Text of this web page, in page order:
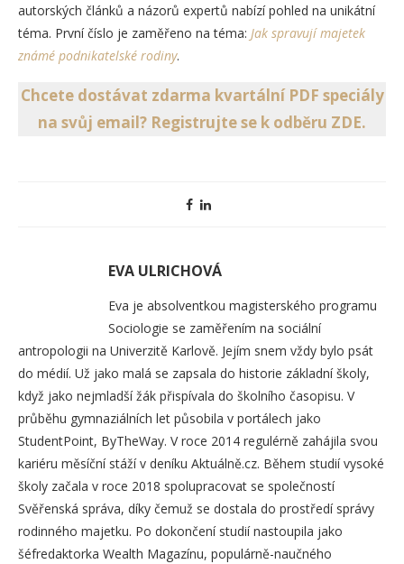
autorských článků a názorů expertů nabízí pohled na unikátní
téma. První číslo je zaměřeno na téma: Jak spravují majetek
známé podnikatelské rodiny.
Chcete dostávat zdarma kvartální PDF speciály
na svůj email? Registrujte se k odběru ZDE.
EVA ULRICHOVÁ
Eva je absolventkou magisterského programu
Sociologie se zaměřením na sociální
antropologii na Univerzitě Karlově. Jejím snem vždy bylo psát
do médií. Už jako malá se zapsala do historie základní školy,
když jako nejmladší žák přispívala do školního časopisu. V
průběhu gymnaziálních let působila v portálech jako
StudentPoint, ByTheWay. V roce 2014 regulérně zahájila svou
kariéru měsíční stáží v deníku Aktuálně.cz. Během studií vysoké
školy začala v roce 2018 spolupracovat se společností
Svěřenská správa, díky čemuž se dostala do prostředí správy
rodinného majetku. Po dokončení studií nastoupila jako
šéfredaktorka Wealth Magazínu, populárně-naučného